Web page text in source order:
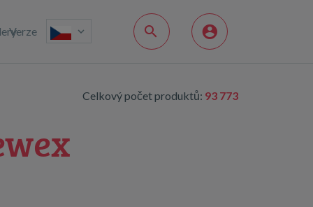
Verze
Celkový počet produktů: 93 773